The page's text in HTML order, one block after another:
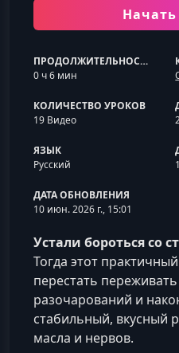
ПРОДОЛЖИТЕЛЬНОСТЬ
0 ч 6 мин
КОЛИЧЕСТВО УРОКОВ
19 Видео
ЯЗЫК
Русский
ДАТА ОБНОВЛЕНИЯ
10 июн. 2026 г., 15:01
Устали бороться со
Тогда этот
перестать
разочарований и
стабильный, вкусный
масла и нервов.